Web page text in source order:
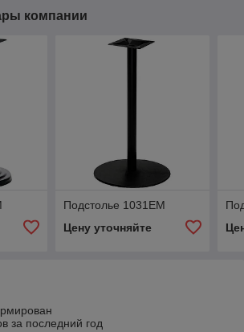
компании
Подстолье 1031EM
Цену уточняйте
за последний год